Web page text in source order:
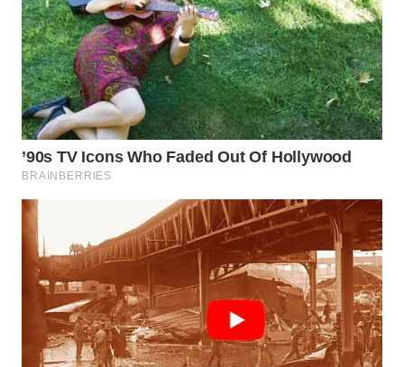
WN
SUBANG
WN
SUKABUMI
WN
PRIANGAN
TIMUR
WN
SEMARANG